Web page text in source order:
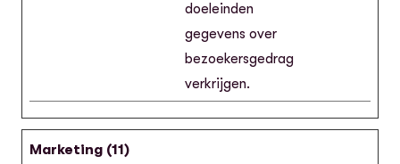
doeleinden
gegevens over
bezoekersgedrag
verkrijgen.
Marketing (11)